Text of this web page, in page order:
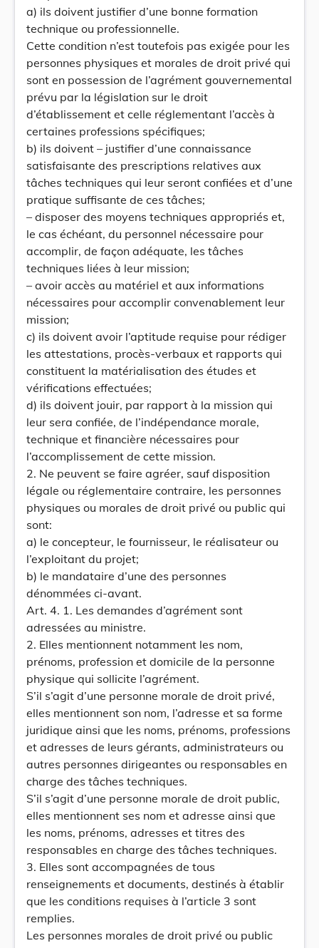
a) ils doivent justifier d’une bonne formation
technique ou professionnelle.
Cette condition n’est toutefois pas exigée pour les
personnes physiques et morales de droit privé qui
sont en possession de l’agrément gouvernemental
prévu par la législation sur le droit
d’établissement et celle réglementant l’accès à
certaines professions spécifiques;
b) ils doivent – justifier d’une connaissance
satisfaisante des prescriptions relatives aux
tâches techniques qui leur seront confiées et d’une
pratique suffisante de ces tâches;
– disposer des moyens techniques appropriés et,
le cas échéant, du personnel nécessaire pour
accomplir, de façon adéquate, les tâches
techniques liées à leur mission;
– avoir accès au matériel et aux informations
nécessaires pour accomplir convenablement leur
mission;
c) ils doivent avoir l’aptitude requise pour rédiger
les attestations, procès-verbaux et rapports qui
constituent la matérialisation des études et
vérifications effectuées;
d) ils doivent jouir, par rapport à la mission qui
leur sera confiée, de l’indépendance morale,
technique et financière nécessaires pour
l’accomplissement de cette mission.
2. Ne peuvent se faire agréer, sauf disposition
légale ou réglementaire contraire, les personnes
physiques ou morales de droit privé ou public qui
sont:
a) le concepteur, le fournisseur, le réalisateur ou
l’exploitant du projet;
b) le mandataire d’une des personnes
dénommées ci-avant.
Art. 4. 1. Les demandes d’agrément sont
adressées au ministre.
2. Elles mentionnent notamment les nom,
prénoms, profession et domicile de la personne
physique qui sollicite l’agrément.
S’il s’agit d’une personne morale de droit privé,
elles mentionnent son nom, l’adresse et sa forme
juridique ainsi que les noms, prénoms, professions
et adresses de leurs gérants, administrateurs ou
autres personnes dirigeantes ou responsables en
charge des tâches techniques.
S’il s’agit d’une personne morale de droit public,
elles mentionnent ses nom et adresse ainsi que
les noms, prénoms, adresses et titres des
responsables en charge des tâches techniques.
3. Elles sont accompagnées de tous
renseignements et documents, destinés à établir
que les conditions requises à l’article 3 sont
remplies.
Les personnes morales de droit privé ou public